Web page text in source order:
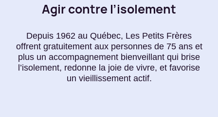
Agir contre l’isolement
Depuis 1962 au Québec, Les Petits Frères
offrent gratuitement aux personnes de 75 ans et
plus un accompagnement bienveillant qui brise
l’isolement, redonne la joie de vivre, et favorise
un vieillissement actif.